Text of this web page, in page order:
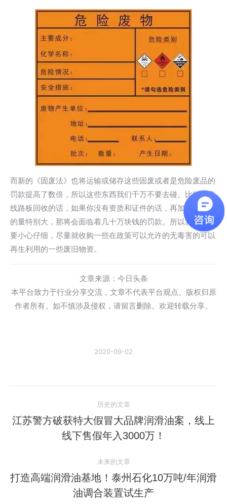
而新的《固废法》也将运输或储存这些固废或者是危险废品的
罚款提高了数倍，所以这些东西我们千万不要去碰。比如说像
线路板回收的话，如果你没有资质和证件的话，再加上你收购
的量特别大，那将会面临着几十万块钱的罚款。所以我们一定
要小心仔细，尽量就收购一些在政策可以允许的无毒害的可以
再生利用的一些废旧物资。
文章来源：今日头条
本平台致力于行业分享交流，文章不代表平台观点。版权归原
作者所有。如不慎涉及侵权，请留言删除。欢迎转载分享。
2020-09-02
章
历史的文章
历
史
章：
江苏警方破获特大假冒大品牌润滑油案，线上
线下售假年入3000万！
未来的文章
未
来
打造高端润滑油基地！泰州石化10万吨/年润滑
油调合装置试生产